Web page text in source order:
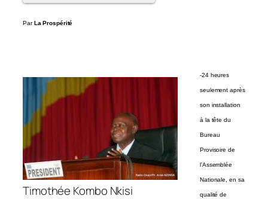
ParLa Prospérité
Timothée Kombo Nkisi
-24 heures
seulement après
son installation
à la tête du
Bureau
Provisoire de
l’Assemblée
Nationale, en sa
qualité de